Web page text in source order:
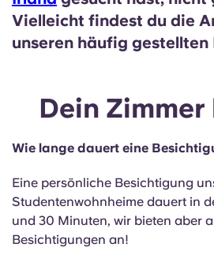
English (GB)
English (US)
Chinese
Wähle ein Land aus
Wähle eine Stadt aus
Wähle eine Unterkunft aus
Anmelden
Jetzt buchen
Italian
Vielleicht findest du die
unseren häufig gestellten
Dein Zimmer
Wie lange dauert eine
Eine persönliche Besichtigung
Studentenwohnheime dauert in
und 30 Minuten, wir bieten aber
Besichtigungen an!